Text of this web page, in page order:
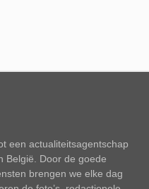
een actualiteitsagentschap
België. Door de goede
brengen we elke dag